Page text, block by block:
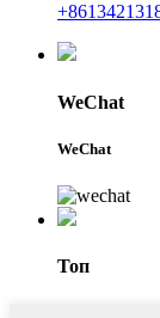
WeChat
WeChat
Топ